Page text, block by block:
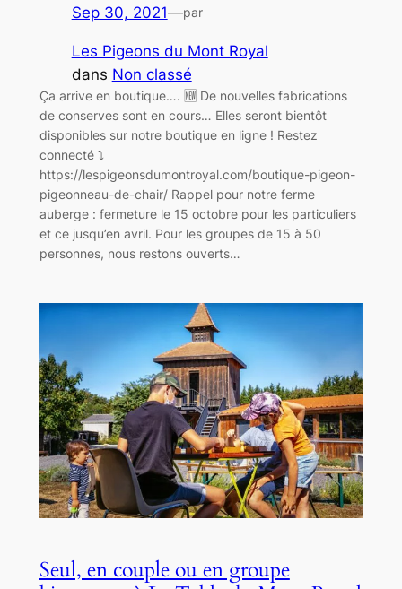
Sep 30, 2021—par
Les Pigeons du Mont Royal
dans Non classé
Ça arrive en boutique…. 🆕 De nouvelles fabrications
de conserves sont en cours… Elles seront bientôt
disponibles sur notre boutique en ligne ! Restez
connecté ⤵️
https://lespigeonsdumontroyal.com/boutique-pigeon-
pigeonneau-de-chair/ Rappel pour notre ferme
auberge : fermeture le 15 octobre pour les particuliers
et ce jusqu’en avril. Pour les groupes de 15 à 50
personnes, nous restons ouverts…
Seul, en couple ou en groupe